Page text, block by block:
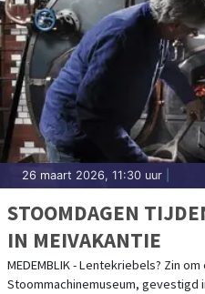
26 maart 2026, 11:30 uur
STOOMDAGEN
IN MEIVAKANTIE
MEDEMBLIK - Lentekriebels? Zin
Stoommachinemuseum, gevestigd